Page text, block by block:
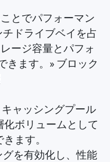
とでパフォーマン
ドライブベイを占
ージ容量とパフォ
きます。» ブロック
ャッシングプール
化ボリュームとして
ます。
グを有効化し、性能